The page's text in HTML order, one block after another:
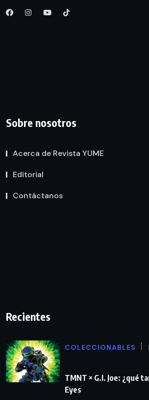
Sobre nosotros
Acerca de Revista YUME
Editorial
Contáctanos
Recientes
COLECCIONABLES
TMNT × G.I. Joe: ¿qué
Eyes